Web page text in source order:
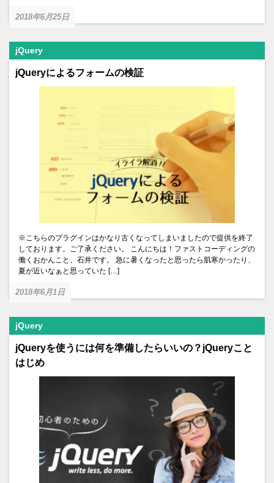
2018年6月25日
jQuery
jQueryによるフォームの検証
※こちらのプラグインはかなり古くなってしまいましたので提供を終了
しております。ご了承ください。 こんにちは！ファストコーディングの
働くおかんこと、石井です。 急に暑くなったと思ったら肌寒かったり、
夏が近いなぁと思っていた […]
2018年6月1日
jQuery
jQueryを使うには何を準備したらいいの？jQueryこと
はじめ